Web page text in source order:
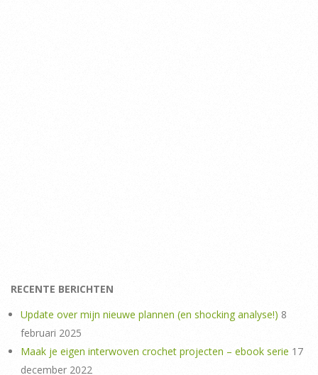
RECENTE BERICHTEN
Update over mijn nieuwe plannen (en shocking analyse!) 8
februari 2025
Maak je eigen interwoven crochet projecten – ebook serie 17
december 2022